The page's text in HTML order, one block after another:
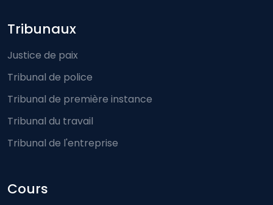
Footer-menu
Tribunaux
Justice de paix
Tribunal de police
Tribunal de première instance
Tribunal du travail
Tribunal de l'entreprise
Cours